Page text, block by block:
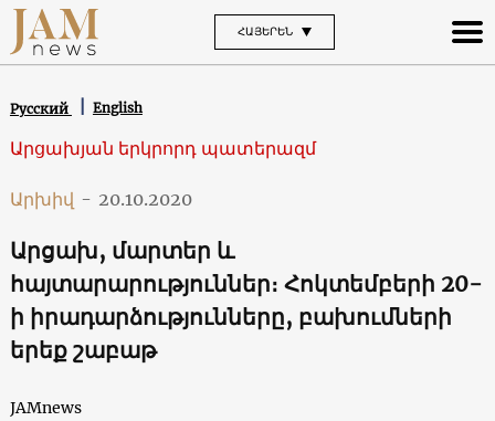
ՀԱՅԵՐԵՆ
Русский English
Արցախյան երկրորդ պատերազմ
Արխիվ - 20.10.2020
Արցախ, մարտեր և
հայտարարություններ։ Հոկտեմբերի 20-
ի իրադարձությունները, բախումների
երեք շաբաթ
JAMnews